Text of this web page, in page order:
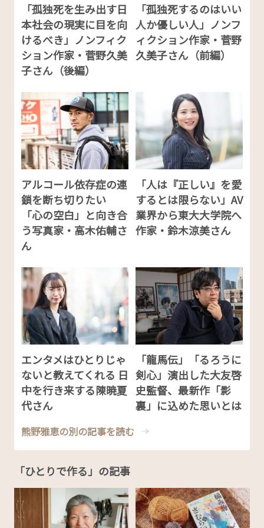
「孤独死を生み出す日
本社会の現実に目を向
けるべき」ノンフィク
ション作家・菅野久美
子さん（後編）
「孤独死するのはいい
人か優しい人」ノンフ
ィクション作家・菅野
久美子さん（前編）
アルコール依存症の連
鎖を断ち切りたい
「心の空白」と向き合
う写真家・高木佑輔さ
ん
「人は『正しい』を愛
するとは限らない」AV
業界から東大大学院へ
作家・鈴木涼美さん
エンタメはひとりじゃ
ないと教えてくれる 日
中を行き来する陳暁夏
代さん
「龍馬伝」「るろうに
剣心」演出した大友啓
史監督、最新作「影
裏」に込めた思いとは
熊野雅恵の別の記事を読む
「ひとりで作る」の記事